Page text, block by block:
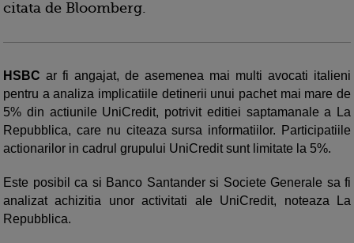
citata de Bloomberg.
HSBC ar fi angajat, de asemenea mai multi avocati italieni
pentru a analiza implicatiile detinerii unui pachet mai mare de
5% din actiunile UniCredit, potrivit editiei saptamanale a La
Repubblica, care nu citeaza sursa informatiilor. Participatiile
actionarilor in cadrul grupului UniCredit sunt limitate la 5%.
Este posibil ca si Banco Santander si Societe Generale sa fi
analizat achizitia unor activitati ale UniCredit, noteaza La
Repubblica.